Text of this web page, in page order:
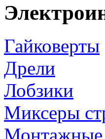
Гайковерты
Дрели
Лобзики
Миксеры